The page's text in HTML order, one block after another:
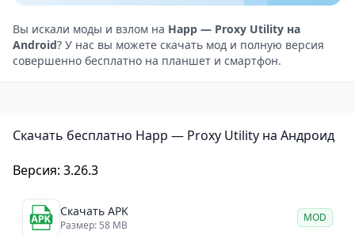
потребляет много ресурсов устройства.
Приложение совместимо с большинством версий
Android и не вызывает конфликтов с системой.
Скачивание и установка занимают минимум
приложение, добавляя новые функции и улучшая
делает использование более комфортным для
отечественных пользователей.
Особенности
Вы искали моды и взлом на Happ — Proxy Utility на
Android? У нас вы можете скачать мод и полную версия
совершенно бесплатно на планшет и смартфон.
Скачать бесплатно Happ — Proxy Utility на Андроид
Версия: 3.26.3
Скачать APK
Размер: 58 MB
MOD